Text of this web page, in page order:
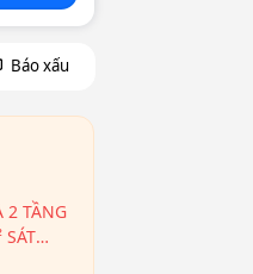
Báo xấu
2 TẦNG
SÁT